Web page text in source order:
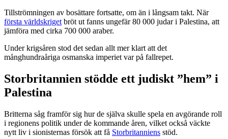
Tillströmningen av bosättare fortsatte, om än i långsam takt. När
första världskriget bröt ut fanns ungefär 80 000 judar i Palestina, att
jämföra med cirka 700 000 araber.
Under krigsåren stod det sedan allt mer klart att det
månghundraåriga osmanska imperiet var på fallrepet.
Storbritannien stödde ett judiskt ”hem” i
Palestina
Britterna såg framför sig hur de själva skulle spela en avgörande roll
i regionens politik under de kommande åren, vilket också väckte
nytt liv i sionisternas försök att få Storbritanniens stöd.